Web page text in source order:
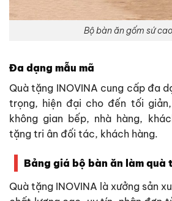
Bộ bàn ăn gốm sứ
Đa dạng mẫu mã
Quà tặng INOVINA cung cấp đa
trọng, hiện đại cho đến tối
không gian bếp, nhà hàng,
tặng tri ân đối tác, khách hàng.
Bảng giá bộ bàn ăn làm quà
Quà tặng INOVINA là xưởng sản